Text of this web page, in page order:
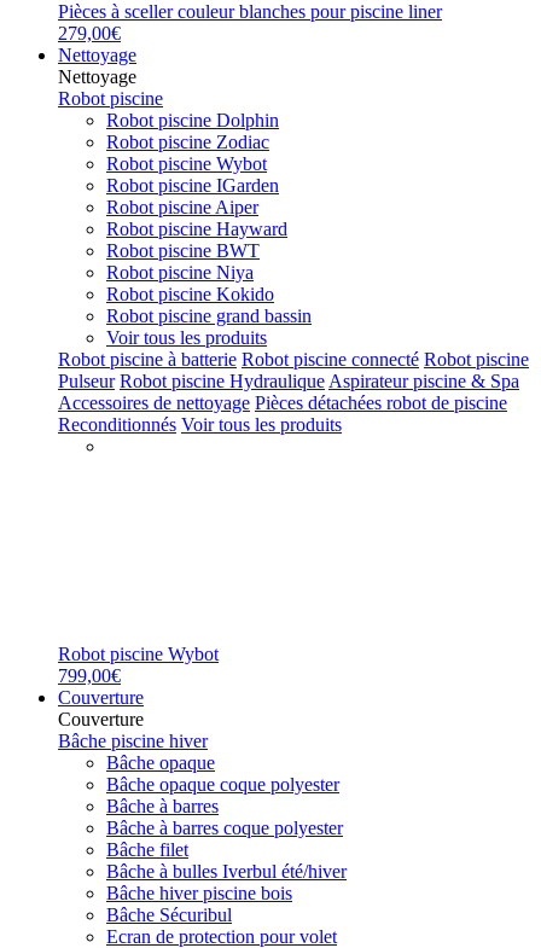
Pièces à sceller couleur blanches pour piscine liner
279,00€
Nettoyage
Nettoyage
Robot piscine
Robot piscine Dolphin
Robot piscine Zodiac
Robot piscine Wybot
Robot piscine IGarden
Robot piscine Aiper
Robot piscine Hayward
Robot piscine BWT
Robot piscine Niya
Robot piscine Kokido
Robot piscine grand bassin
Voir tous les produits
Robot piscine à batterie Robot piscine connecté Robot piscine
Pulseur Robot piscine Hydraulique Aspirateur piscine & Spa
Accessoires de nettoyage Pièces détachées robot de piscine
Reconditionnés Voir tous les produits
Robot piscine Wybot
799,00€
Couverture
Couverture
Bâche piscine hiver
Bâche opaque
Bâche opaque coque polyester
Bâche à barres
Bâche à barres coque polyester
Bâche filet
Bâche à bulles Iverbul été/hiver
Bâche hiver piscine bois
Bâche Sécuribul
Ecran de protection pour volet